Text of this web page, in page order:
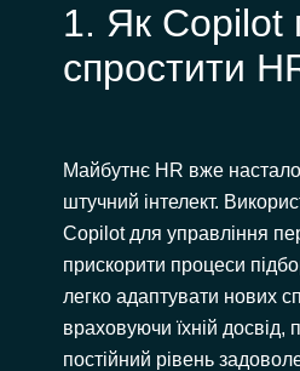
1. Як Copilot
спростити
Майбутнє HR вже
штучний інтелект.
Copilot для управління
прискорити процеси
легко адаптувати нових
враховуючи їхній досвід,
постійний рівень